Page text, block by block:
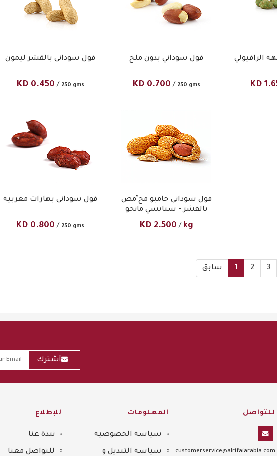
فول سودانى بالقشر ليمون
KD 0.450 / 250 gms
فول سوداني بدون ملح
KD 0.700 / 250 gms
الرافيولي
KD
فول سودانى بهارات مغربية
KD 0.800 / 250 gms
فول سوداني جامبو مح ّمص
بالقشر - سبايسي مانجو
KD 2.500 / kg
سابق 1 2 3
أشترك
للتواصل
customerservice@alrifaiarabia.com
المعلومات
Sitemap
سياسة الخصوصية
سياسة التبديل و
للإطلاع
نبذة عنا
للتواصل معنا